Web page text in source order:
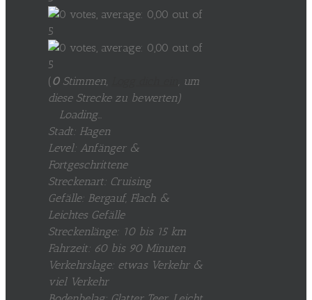
(0Stimmen,
, um
diese Strecke zu bewerten)
Loading...
Stadt: Hagen
Level: Anfänger &
Fortgeschrittene
Streckenart: Cruising
Gefälle: Bergauf, Flach &
Leichtes Gefälle
Streckenlänge: 10 bis 15 km
Fahrzeit: 60 bis 90 Minuten
Verkehrslage: etwas Verkehr &
viel Verkehr